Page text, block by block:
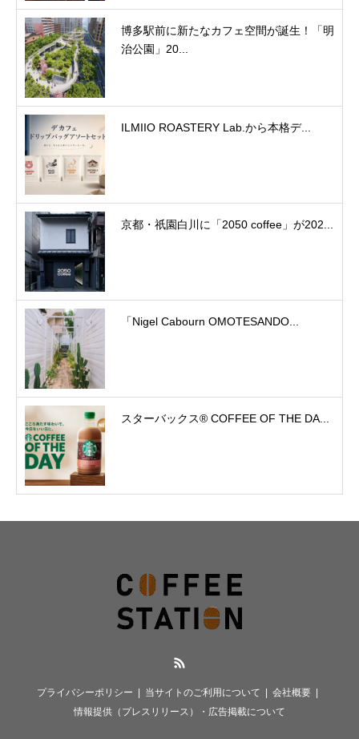
博多駅前に新たなカフェ空間が誕生！「明
治公園」20...
ILMIIO ROASTERY Lab.から本格デ...
京都・祇園白川に「2050 coffee」が202...
「Nigel Cabourn OMOTESANDO...
スターバックス® COFFEE OF THE DA...
プライバシーポリシー 当サイトのご利用について
会社概要
情報提供（プレスリリース）・広告掲載について